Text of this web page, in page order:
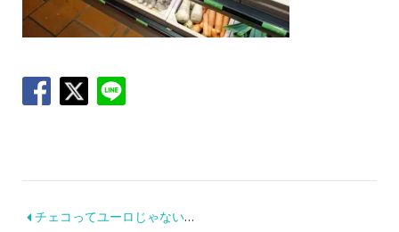
チェコってユーロじゃないのか！！！「コルナ」ってなんだ？！（←失礼）